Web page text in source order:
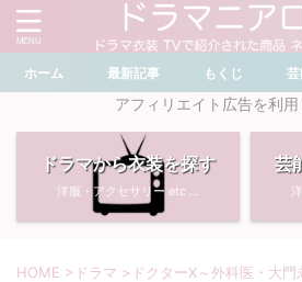
＼ ドラマ・芸能人を検索 ／
おすすめ検索ワード
川口春奈
・石原さとみ 畑
ホーム 最新記事 もくじ
アフィリエイト広告を利
ドラマから衣装を探す
洋服・アクセサリー etc ...
芸
HOME > ドラマ > ドクターX～外科医・大門